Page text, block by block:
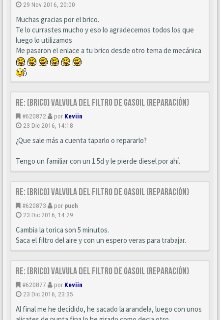
29 Nov 2016, 20:00
Muchas gracias por el brico.
Te lo currastes mucho y eso lo agradecemos todos los que
luego lo utilizamos
Me pasaron el enlace a tu brico desde otro tema de mecánica
Re: [BRICO] Valvula del filtro de gasoil (reparación)
#620872 por Keviin
23 Dic 2016, 14:18
¿Que sale más a cuenta taparlo o repararlo?
Tengo un familiar con un 1.5d y le pierde diesel por ahí.
Re: [BRICO] Valvula del filtro de gasoil (reparación)
#620873 por puch
23 Dic 2016, 14:29
Cambia la torica son 5 minutos.
Saca el filtro del aire y con un espero veras para trabajar.
Re: [BRICO] Valvula del filtro de gasoil (reparación)
#620877 por Keviin
23 Dic 2016, 23:35
Al final me he decidido, he sacado la arandela, luego con unos